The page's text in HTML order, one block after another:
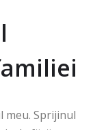
meu. Sprijinul